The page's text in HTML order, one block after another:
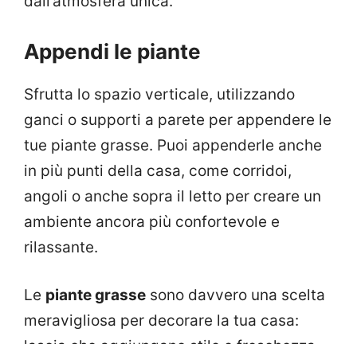
Appendi le piante
Sfrutta lo spazio verticale, utilizzando
ganci o supporti a parete per appendere le
tue piante grasse. Puoi appenderle anche
in più punti della casa, come corridoi,
angoli o anche sopra il letto per creare un
ambiente ancora più confortevole e
rilassante.
Le piante grasse sono davvero una scelta
meravigliosa per decorare la tua casa: